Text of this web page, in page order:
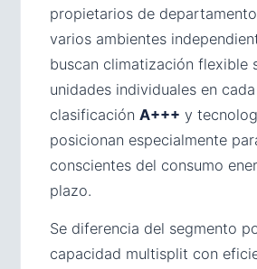
propietarios de
varios ambientes
buscan climatización flexible
unidades individuales en
clasificación A+++ y
posicionan especialmente
conscientes del consumo
plazo.
Se diferencia del segmento
capacidad multisplit con